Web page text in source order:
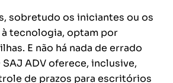
sobretudo os iniciantes ou os
tecnologia, optam por
E não há nada de errado
ADV oferece, inclusive,
de prazos para escritórios